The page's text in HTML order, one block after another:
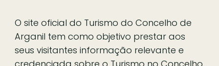
Ficar
Pesquisar
O site oficial do Turismo do Concelho de
Arganil tem como objetivo prestar aos
seus visitantes informação relevante e